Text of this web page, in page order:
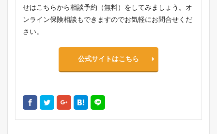
せはこちらから相談予約（無料）をしてみましょう。オ
ンライン保険相談もできますのでお気軽にお問合せくだ
さい。
公式サイトはこちら